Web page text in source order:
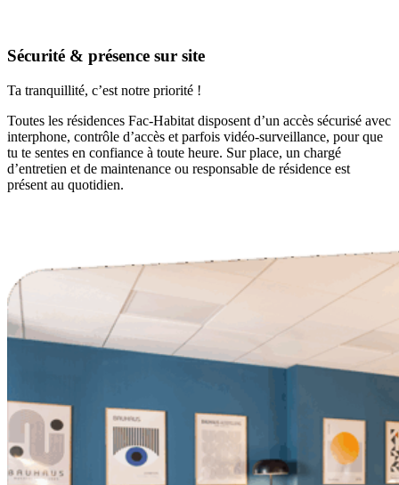
Sécurité & présence sur site
Ta tranquillité, c’est notre priorité !
Toutes les résidences Fac-Habitat disposent d’un accès sécurisé avec
interphone, contrôle d’accès et parfois vidéo-surveillance, pour que
tu te sentes en confiance à toute heure. Sur place, un chargé
d’entretien et de maintenance ou responsable de résidence est
présent au quotidien.